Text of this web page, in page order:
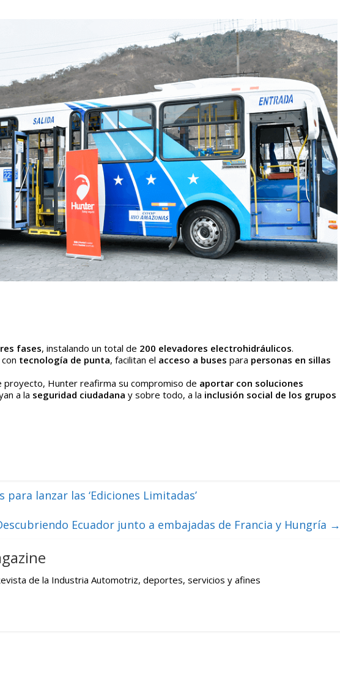
fases, instalando un total de 200 elevadores electrohidráulicos.
tecnología de punta, facilitan el acceso a buses para personas en sillas
proyecto, Hunter reafirma su compromiso de aportar con soluciones
a la seguridad ciudadana y sobre todo, a la inclusión social de los grupos
para lanzar las ‘Ediciones Limitadas’
Ecuador junto a embajadas de Francia y Hungría →
de la Industria Automotriz, deportes, servicios y afines